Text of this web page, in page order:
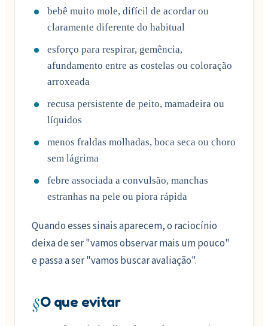
bebê muito mole, difícil de acordar ou
claramente diferente do habitual
esforço para respirar, gemência,
afundamento entre as costelas ou coloração
arroxeada
recusa persistente de peito, mamadeira ou
líquidos
menos fraldas molhadas, boca seca ou choro
sem lágrima
febre associada a convulsão, manchas
estranhas na pele ou piora rápida
Quando esses sinais aparecem, o raciocínio
deixa de ser "vamos observar mais um pouco"
e passa a ser "vamos buscar avaliação".
§O que evitar